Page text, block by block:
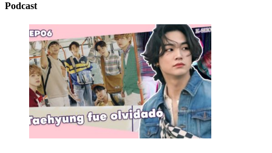
Podcast